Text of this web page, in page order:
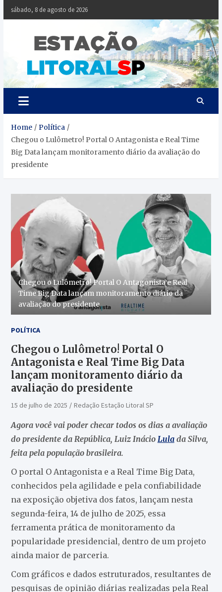
Skip
sábado, 8 de agosto de 2026
Litoral
Notícias da
Baixada Santista
Home
Política
Chegou o Lulômetro! Portal O Antagonista e Real Time
Big Data lançam monitoramento diário da avaliação do
presidente
Chegou o Lulômetro! Portal O Antagonista e Real
Time Big Data lançam monitoramento diário da
avaliação do presidente
POLÍTICA
Chegou o Lulômetro! Portal O
Antagonista e Real Time Big Data
lançam monitoramento diário da
avaliação do presidente
15 de julho de 2025 Redação Estação Litoral SP
Agora você vai poder checar todos os dias a avaliação
do presidente da República, Luiz Inácio Lulada Silva,
feita pela população brasileira.
O portal O Antagonista e a Real Time Big Data,
conhecidos pela agilidade e pela confiabilidade
na exposição objetiva dos fatos, lançam nesta
segunda-feira, 14 de julho de 2025, essa
ferramenta prática de monitoramento da
popularidade presidencial, dentro de um projeto
ainda maior de parceria.
Com gráficos e dados estruturados, resultantes de
pesquisas de opinião diárias realizadas pela Real